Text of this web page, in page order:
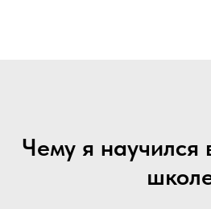
Чему я научился